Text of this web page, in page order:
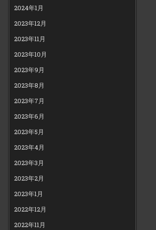
2024年1月
2023年12月
2023年11月
2023年10月
2023年9月
2023年8月
2023年7月
2023年6月
2023年5月
2023年4月
2023年3月
2023年2月
2023年1月
2022年12月
2022年11月